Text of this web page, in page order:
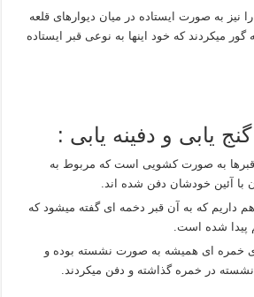
نیز به صورت ایستاده در میان دیوارهای قلعه
گور میکردند که خود اینها به نوعی قبر ایستاده
یابی و دفینه یابی :
به صورت کشویی است که مربوط به
با آئین خودشان دفن شده اند.
داریم که به آن قبر دخمه ای گفته میشود که
پیدا شده است.
خمره ای همیشه به صورت نشسته بوده و
در خمره گذاشته و دفن میکردند.